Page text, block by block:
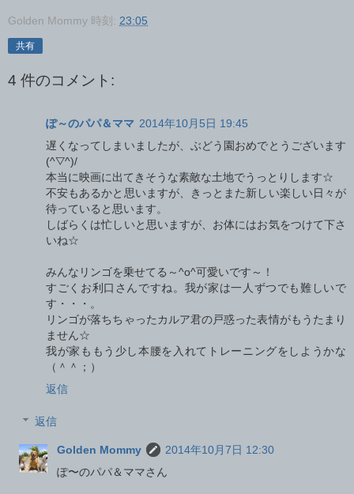
Golden Mommy 時刻: 23:05
共有
4 件のコメント:
ぽ～のパパ＆ママ 2014年10月5日 19:45
遅くなってしまいましたが、ぶどう園おめでとうございます
(^▽^)/
本当に映画に出てきそうな素敵な土地でうっとりします☆
不安もあるかと思いますが、きっとまた新しい楽しい日々が
待っていると思います。
しばらくは忙しいと思いますが、お体にはお気をつけて下さ
いね☆
みんなリンゴを乗せてる～^o^可愛いです～！
すごくお利口さんですね。我が家は一人ずつでも難しいで
す・・・。
リンゴが落ちちゃったカルア君の戸惑った表情がもうたまり
ません☆
我が家ももう少し本腰を入れてトレーニングをしようかな
（＾＾；）
返信
返信
Golden Mommy
2014年10月7日 12:30
ぽ〜のパパ＆ママさん